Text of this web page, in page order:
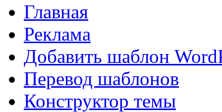
Главная
Реклама
Добавить шаблон
Перевод шаблонов
Конструктор темы